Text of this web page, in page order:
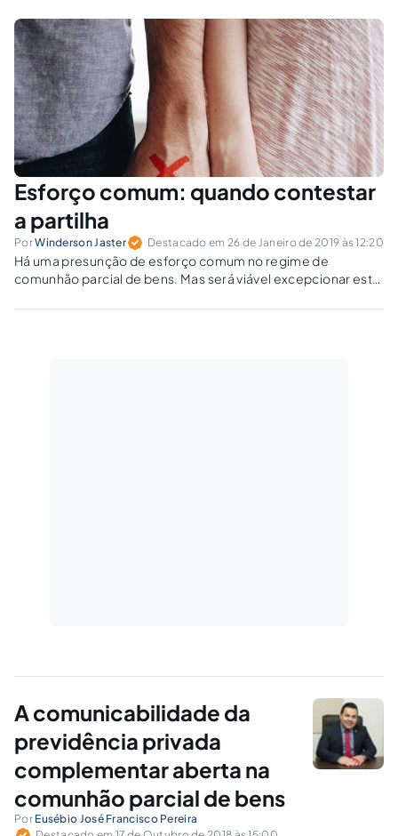
Esforço comum: quando contestar
a partilha
PorWinderson Jaster Destacado em 26 de Janeiro de 2019 às 12:20
Há uma presunção de esforço comum no regime de
comunhão parcial de bens. Mas será viável excepcionar esta
vínculo conjugal?
A comunicabilidade da
previdência privada
complementar aberta na
comunhão parcial de bens
Por Eusébio José Francisco Pereira